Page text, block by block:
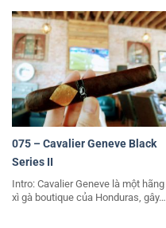
075 – Cavalier Geneve Black
Series II
Intro: Cavalier Geneve là một hãng
xì gà boutique của Honduras, gây…